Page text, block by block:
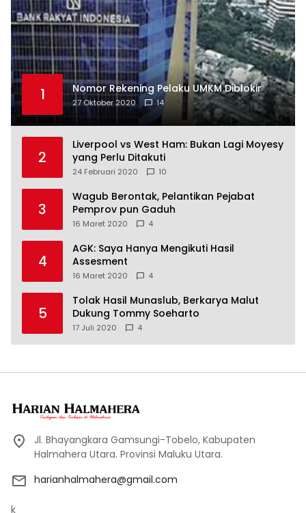
1 Nomor Rekening Pelaku UMKM Diblokir
27 Oktober 2020 14
2
Liverpool vs West Ham: Bukan Lagi Moyesy
yang Perlu Ditakuti
24 Februari 2020 10
3
Wagub Berontak, Pelantikan Pejabat
Pemprov pun Gaduh
16 Maret 2020 4
4
AGK: Saya Hanya Mengikuti Hasil
Assesment
16 Maret 2020 4
5
Tolak Hasil Munaslub, Berkarya Malut
Dukung Tommy Soeharto
17 Juli 2020 4
Jl. Bhayangkara Gamsungi-Tobelo, Kabupaten
Halmahera Utara. Provinsi Maluku Utara.
harianhalmahera@gmail.com
k